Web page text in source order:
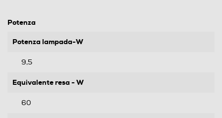
Potenza
Potenza lampada-W
9,5
Equivalente resa - W
60